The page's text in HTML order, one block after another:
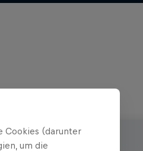
Cookies (darunter
um die